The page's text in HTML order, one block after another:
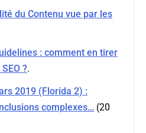
du Contenu vue par les
: comment en tirer
?.
2019 (Florida 2) :
complexes…(20